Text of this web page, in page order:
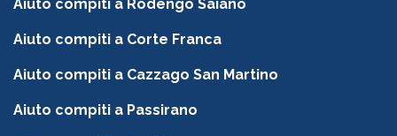
Aiuto compiti a Rodengo Saiano
Aiuto compiti a Corte Franca
Aiuto compiti a Cazzago San Martino
Aiuto compiti a Passirano